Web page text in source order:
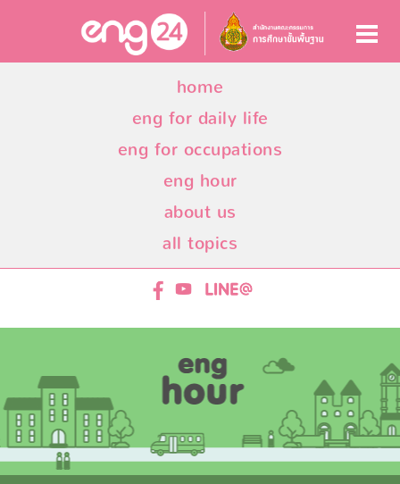
home
eng for daily life
eng for occupations
eng hour
about us
all topics